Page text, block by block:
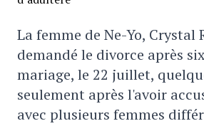
La femme de Ne-Yo, Crystal
demandé le divorce après
mariage, le 22 juillet,
seulement après l'avoir
avec plusieurs femmes